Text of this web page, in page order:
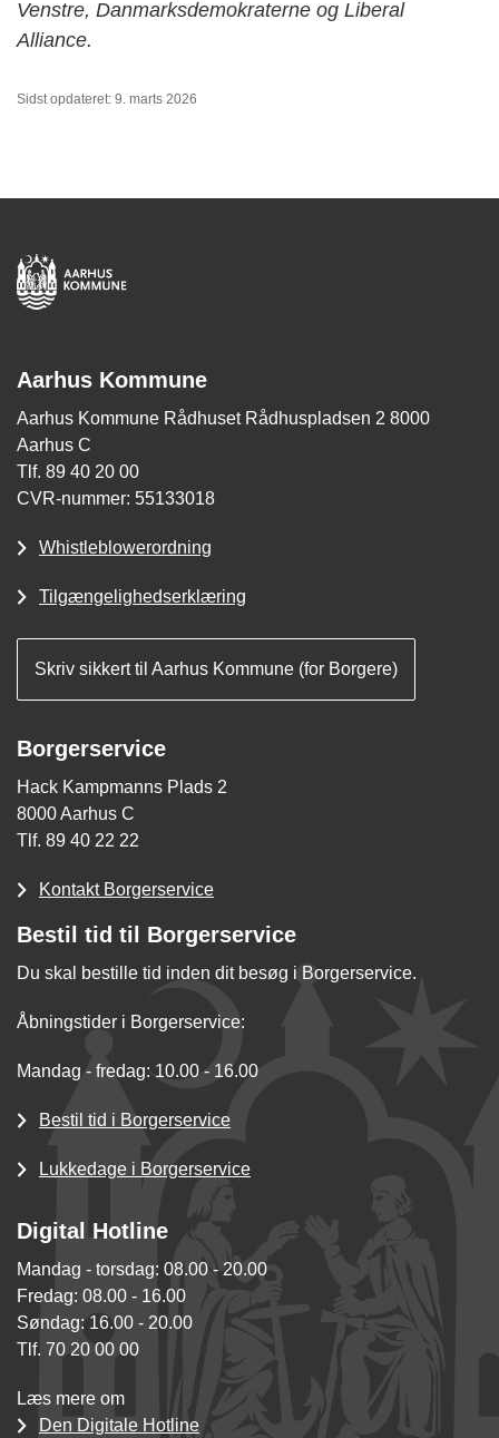
Venstre, Danmarksdemokraterne og Liberal
Alliance.
Sidst opdateret: 9. marts 2026
Aarhus Kommune
Aarhus Kommune Rådhuset Rådhuspladsen 2 8000
Aarhus C
Tlf. 89 40 20 00
CVR-nummer: 55133018
Whistleblowerordning
Tilgængelighedserklæring
Skriv sikkert til Aarhus Kommune (for Borgere)
Borgerservice
Hack Kampmanns Plads 2
8000 Aarhus C
Tlf. 89 40 22 22
Kontakt Borgerservice
Bestil tid til Borgerservice
Du skal bestille tid inden dit besøg i Borgerservice.
Åbningstider i Borgerservice:
Mandag - fredag: 10.00 - 16.00
Bestil tid i Borgerservice
Lukkedage i Borgerservice
Digital Hotline
Mandag - torsdag: 08.00 - 20.00
Fredag: 08.00 - 16.00
Søndag: 16.00 - 20.00
Tlf. 70 20 00 00
Læs mere om
Den Digitale Hotline